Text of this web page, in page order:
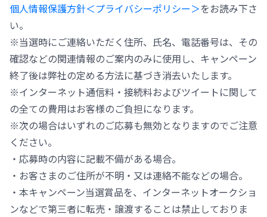
個人情報保護方針＜プライバシーポリシー＞をお読み下さ
い。
※当選時にご連絡いただく住所、氏名、電話番号は、その
確認などの関連情報のご案内のみに使用し、キャンペーン
終了後は弊社の定める方法に基づき消去いたします。
※インターネット通信料・接続料およびツイートに関して
の全ての費用はお客様のご負担になります。
※次の場合はいずれのご応募も無効となりますのでご注意
ください。
・応募時の内容に記載不備がある場合。
・お客さまのご住所が不明・又は連絡不能などの場合。
・本キャンペーン当選賞品を、インターネットオークショ
ンなどで第三者に転売・譲渡することは禁止しておりま